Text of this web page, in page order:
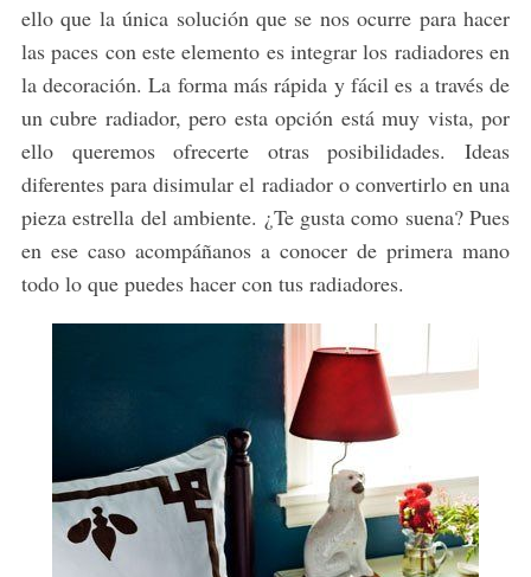
ello que la única solución que se nos ocurre para hacer
las paces con este elemento es integrar los radiadores en
la decoración. La forma más rápida y fácil es a través de
un cubre radiador, pero esta opción está muy vista, por
ello queremos ofrecerte otras posibilidades. Ideas
diferentes para disimular el radiador o convertirlo en una
pieza estrella del ambiente. ¿Te gusta como suena? Pues
en ese caso acompáñanos a conocer de primera mano
todo lo que puedes hacer con tus radiadores.